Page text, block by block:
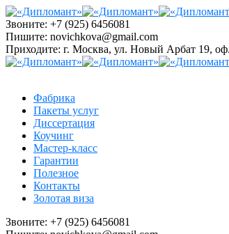
Звоните: +7 (925) 6456081
Пишите: novichkova@gmail.com
Приходите: г. Москва, ул. Новый Арбат 19,
Фабрика
Пакеты услуг
Диссертация
Коучинг
Мастер-класс
Гарантии
Полезное
Контакты
Золотая виза
Звоните: +7 (925) 6456081